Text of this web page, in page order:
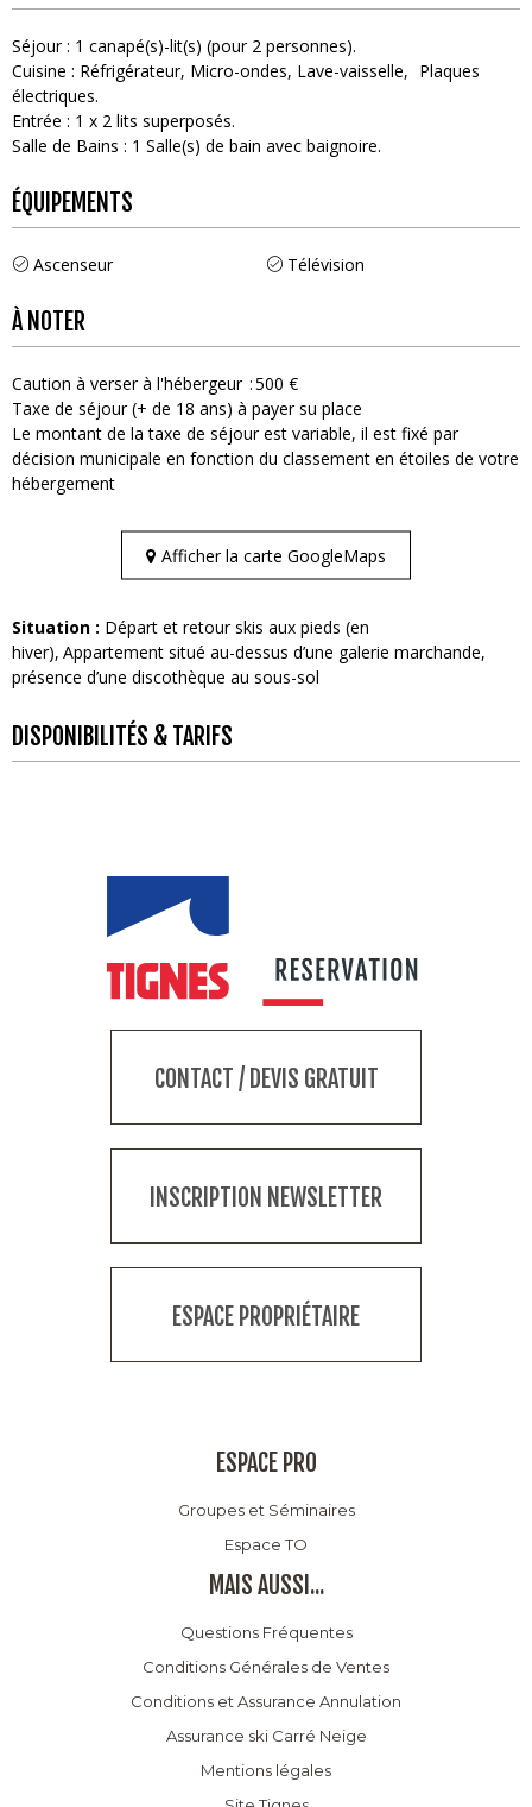
Séjour: 1 canapé(s)-lit(s) (pour 2 personnes)
Cuisine : Réfrigérateur Micro-ondes Lave-vaisselle
Plaques
électriques
Entrée : 1 x 2 lits superposés
Salle de Bains : 1 Salle(s) de bain avec baignoire
ÉQUIPEMENTS
Ascenseur Télévision
À NOTER
Caution à verser à l'hébergeur 500 €
Taxe de séjour (+ de 18 ans) à payer su place
Le montant de la taxe de séjour est variable, il est fixé par
décision municipale en fonction du classement en étoiles de votre
hébergement
Afficher la carte GoogleMaps
Situation : Départ et retour skis aux pieds (en
hiver) Appartement situé au-dessus d’une galerie marchande,
présence d’une discothèque au sous-sol
DISPONIBILITÉS & TARIFS
CONTACT / DEVIS GRATUIT
INSCRIPTION NEWSLETTER
ESPACE PROPRIÉTAIRE
ESPACE PRO
Groupes et Séminaires
Espace TO
MAIS AUSSI...
Questions Fréquentes
Conditions Générales de Ventes
Conditions et Assurance Annulation
Assurance ski Carré Neige
Mentions légales